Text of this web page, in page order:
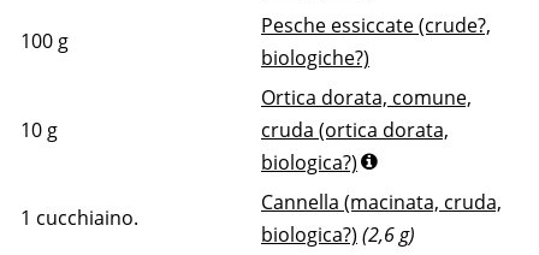
100 g
Pesche essiccate (crude?,
biologiche?)
10 g
Ortica dorata, comune,
cruda (ortica dorata,
biologica?)
1 cucchiaino.
Cannella (macinata, cruda,
biologica?) (2,6 g)